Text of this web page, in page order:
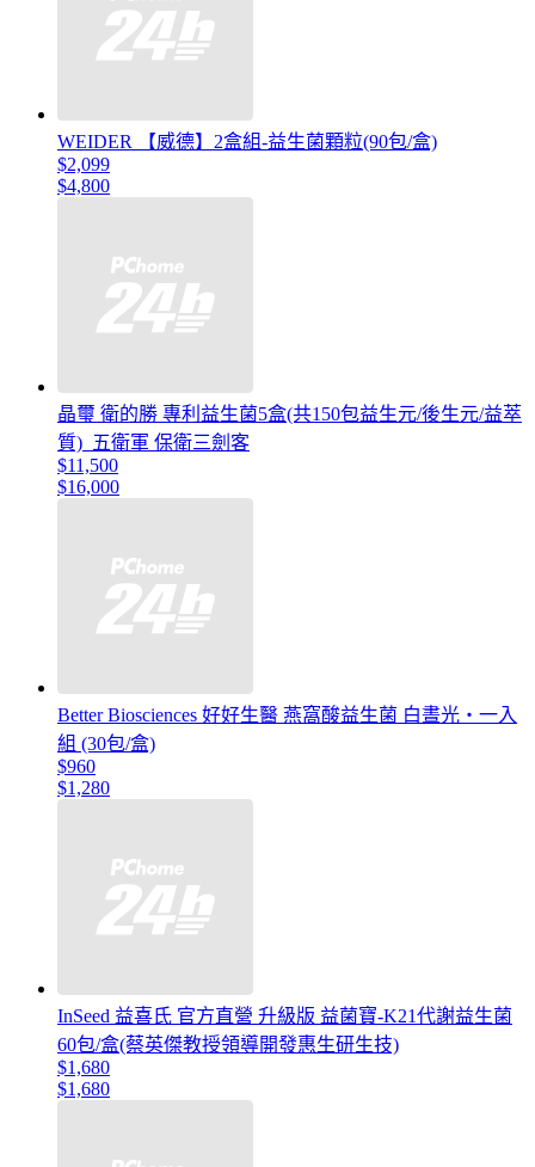
WEIDER 【威德】2盒組-益生菌顆粒(90包/盒)
$2,099
$4,800
晶璽 衛的勝 專利益生菌5盒(共150包益生元/後生元/益萃
質)_五衛軍 保衛三劍客
$11,500
$16,000
Better Biosciences 好好生醫 燕窩酸益生菌 白晝光・一入
組 (30包/盒)
$960
$1,280
InSeed 益喜氏 官方直營 升級版 益菌寶-K21代謝益生菌
60包/盒(蔡英傑教授領導開發惠生研生技)
$1,680
$1,680